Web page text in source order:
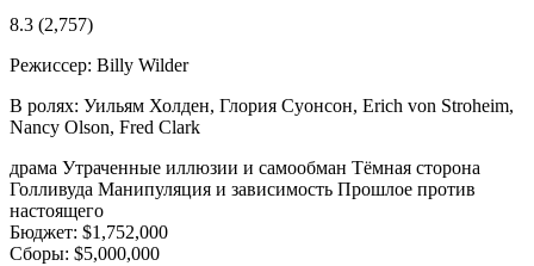
8.3 (2,757)
Режиссер: Billy Wilder
В ролях: Уильям Холден, Глория Суонсон, Erich von Stroheim,
Nancy Olson, Fred Clark
драма Утраченные иллюзии и самообман Тёмная сторона
Голливуда Манипуляция и зависимость Прошлое против
настоящего
Бюджет: $1,752,000
Сборы: $5,000,000